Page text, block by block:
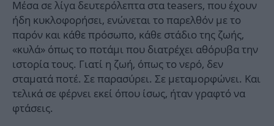
Μέσα σε λίγα δευτερόλεπτα στα teasers, που έχουν
ήδη κυκλοφορήσει, ενώνεται το παρελθόν με το
παρόν και κάθε πρόσωπο, κάθε στάδιο της ζωής,
«κυλά» όπως το ποτάμι που διατρέχει αθόρυβα την
ιστορία τους. Γιατί η ζωή, όπως το νερό, δεν
σταματά ποτέ. Σε παρασύρει. Σε μεταμορφώνει. Και
τελικά σε φέρνει εκεί όπου ίσως, ήταν γραφτό να
φτάσεις.